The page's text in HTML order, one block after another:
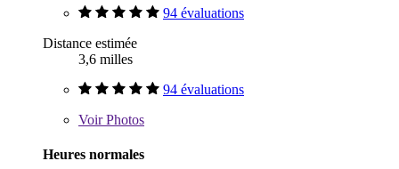
94 évaluations
Distance estimée
3,6 milles
94 évaluations
VoirPhotos
Heures normales